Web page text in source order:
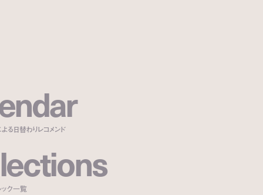
ndar
る日替わりレコメンド
ections
ック一覧